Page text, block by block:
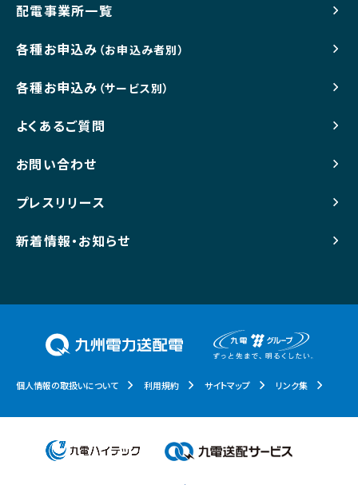
配電事業所一覧
各種お申込み （お申込み者別）
各種お申込み （サービス別）
よくあるご質問
お問い合わせ
プレスリリース
新着情報・お知らせ
個人情報の取扱いについて 利用規約 サイトマップ リンク集